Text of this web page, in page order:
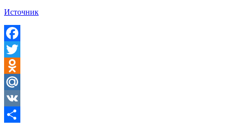
Источник
Facebook
Twitter
Odnoklassniki
Mail.Ru
VK